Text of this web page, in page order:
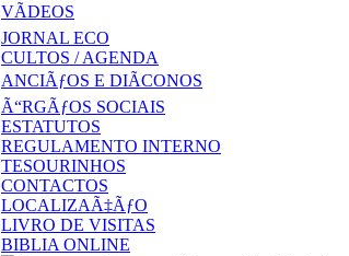
VÃDEOS
JORNAL ECO
CULTOS / AGENDA
ANCIÃƒOS E DIÃCONOS
Ã“RGÃƒOS SOCIAIS
ESTATUTOS
REGULAMENTO INTERNO
TESOURINHOS
CONTACTOS
LOCALIZAÃ‡ÃƒO
LIVRO DE VISITAS
BIBLIA ONLINE